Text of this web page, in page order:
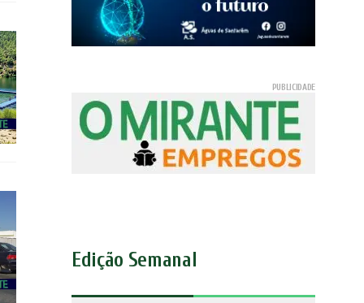
Edição Semanal